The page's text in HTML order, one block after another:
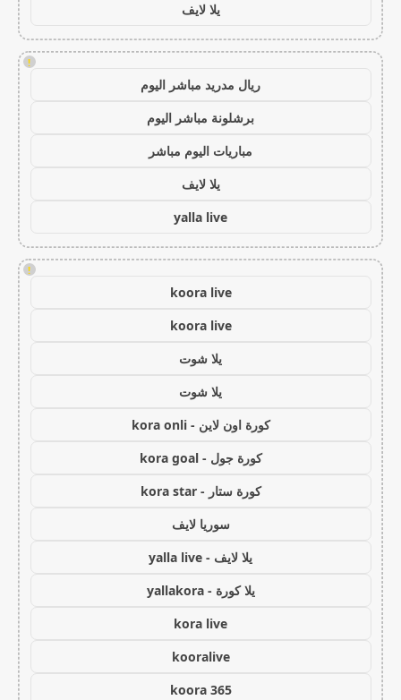
يلا لايف
!
ريال مدريد مباشر اليوم
برشلونة مباشر اليوم
مباريات اليوم مباشر
يلا لايف
yalla live
!
koora live
koora live
يلا شوت
يلا شوت
كورة اون لاين - kora onli
كورة جول - kora goal
كورة ستار - kora star
سوريا لايف
يلا لايف - yalla live
يلا كورة - yallakora
kora live
kooralive
koora 365